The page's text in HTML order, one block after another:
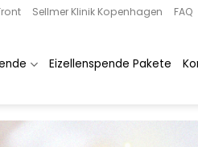
Sellmer Klinik Kopenhagen FAQ
Eizellenspende Pakete